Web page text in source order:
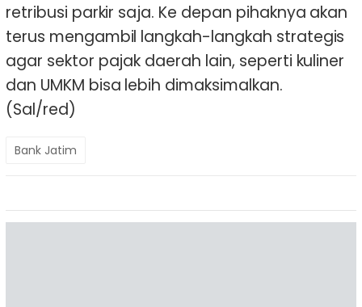
retribusi parkir saja. Ke depan pihaknya akan
terus mengambil langkah-langkah strategis
agar sektor pajak daerah lain, seperti kuliner
dan UMKM bisa lebih dimaksimalkan.
(Sal/red)
Bank Jatim